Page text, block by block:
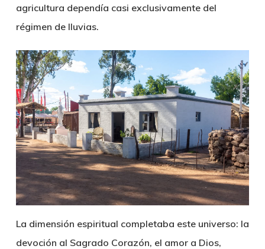
agricultura dependía casi exclusivamente del
régimen de lluvias.
La dimensión espiritual completaba este universo: la
devoción al Sagrado Corazón, el amor a Dios,